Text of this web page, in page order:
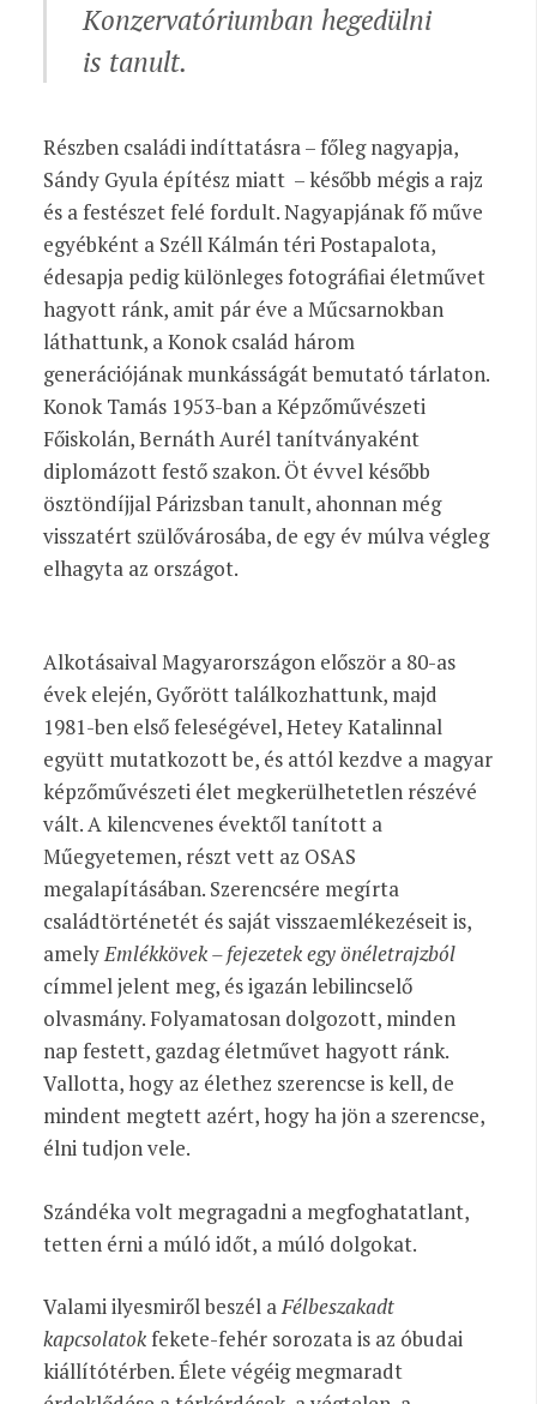
Konzervatóriumban hegedülni
is tanult.
Részben családi indíttatásra – főleg nagyapja,
Sándy Gyula építész miatt – később mégis a rajz
és a festészet felé fordult. Nagyapjának fő műve
egyébként a Széll Kálmán téri Postapalota,
édesapja pedig különleges fotográfiai életművet
hagyott ránk, amit pár éve a Műcsarnokban
láthattunk, a Konok család három
generációjának munkásságát bemutató tárlaton.
Konok Tamás 1953-ban a Képzőművészeti
Főiskolán, Bernáth Aurél tanítványaként
diplomázott festő szakon. Öt évvel később
ösztöndíjjal Párizsban tanult, ahonnan még
visszatért szülővárosába, de egy év múlva végleg
elhagyta az országot.
Alkotásaival Magyarországon először a 80-as
évek elején, Győrött találkozhattunk, majd
1981-ben első feleségével, Hetey Katalinnal
együtt mutatkozott be, és attól kezdve a magyar
képzőművészeti élet megkerülhetetlen részévé
vált. A kilencvenes évektől tanított a
Műegyetemen, részt vett az OSAS
megalapításában. Szerencsére megírta
családtörténetét és saját visszaemlékezéseit is,
amelyEmlékkövek – fejezetek egy önéletrajzból
címmel jelent meg, és igazán lebilincselő
olvasmány. Folyamatosan dolgozott, minden
nap festett, gazdag életművet hagyott ránk.
Vallotta, hogy az élethez szerencse is kell, de
mindent megtett azért, hogy ha jön a szerencse,
élni tudjon vele.
Szándéka volt megragadni a megfoghatatlant,
tetten érni a múló időt, a múló dolgokat.
Valami ilyesmiről beszél aFélbeszakadt
kapcsolatokfekete-fehér sorozata is az óbudai
kiállítótérben. Élete végéig megmaradt